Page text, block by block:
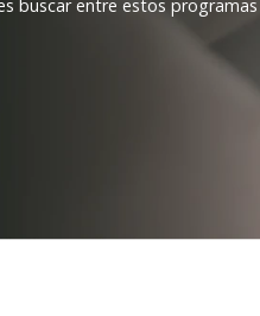
buscar entre estos